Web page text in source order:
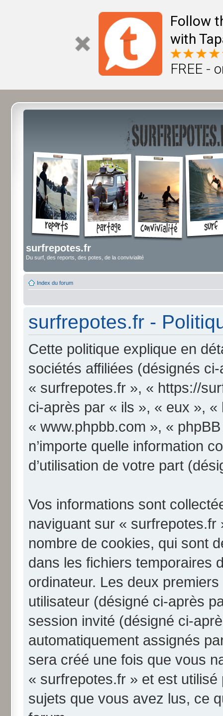
Follow
with
FREE -
surfrepotes.fr
Du surf, des reports, des potes, de la convivialité
Index du forum
surfrepotes.fr -
Cette politique explique en
sociétés affiliées (désignés
« surfrepotes.fr », « https://
ci-après par « ils », « eux »,
« www.phpbb.com », «
n’importe quelle information
d’utilisation de votre part
Vos informations sont
naviguant sur «
nombre de cookies, qui sont
dans les fichiers temporaires
ordinateur. Les deux
utilisateur (désigné ci-après
session invité (désigné ci-
automatiquement assignés
sera créé une fois que vous
« surfrepotes.fr » et est
sujets que vous avez lus, ce